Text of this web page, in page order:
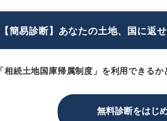
【簡易診断】あなたの土地、国に返
「相続土地国庫帰属制度」を利用できる
無料診断をはじ